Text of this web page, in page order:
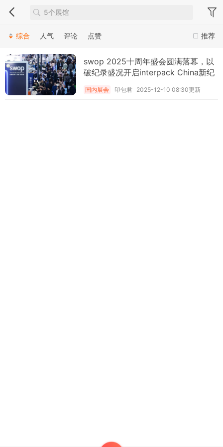
推荐
综合 人气 评论 点赞
swop 2025十周年盛会圆满落幕，以
破纪录盛况开启interpack China新纪
国内展会 印包君 2025-12-10 08:30更新